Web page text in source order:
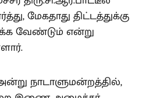
மேகதாது திட்டத்துக்கு
வேண்டும் என்று
நாடாளுமன்றத்தில்,